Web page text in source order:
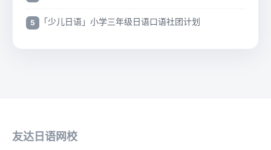
「少儿日语」小学三年级日语口语社团计划
友达日语网校